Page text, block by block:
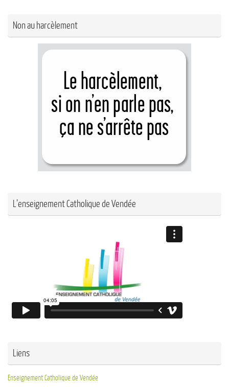
Non au harcèlement
L’enseignement Catholique de Vendée
Liens
Enseignement Catholique de Vendée